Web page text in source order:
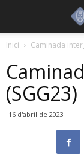
Inici Caminada
(SGG23)
16 d'abril de 2023